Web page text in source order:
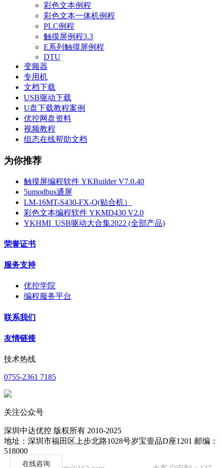
彩色文本例程
彩色文本一体机例程
PLC例程
触摸屏例程3.3
E系列触摸屏例程
DTU
变频器
专用机
文档下载
USB驱动下载
U盘下载教程案例
优控网盘资料
视频教程
组态在线帮助文档
为你推荐
触摸屏编程软件 YKBuilder V7.0.40
5umodbus通屏
LM-16MT-S430-FX-Q(贴合机）
彩色文本编程软件 YKMD430 V2.0
YKHMI_USB驱动大合集2022 (全部产品)
荣誉证书
服务支持
优控学院
编程服务平台
联系我们
友情链接
技术热线
0755-2361 7185
关注公众号
深圳中达优控 版权所有 2010-2025
地址：深圳市福田区上步北路1028号岁宝壹品D座1201 邮编：
518000